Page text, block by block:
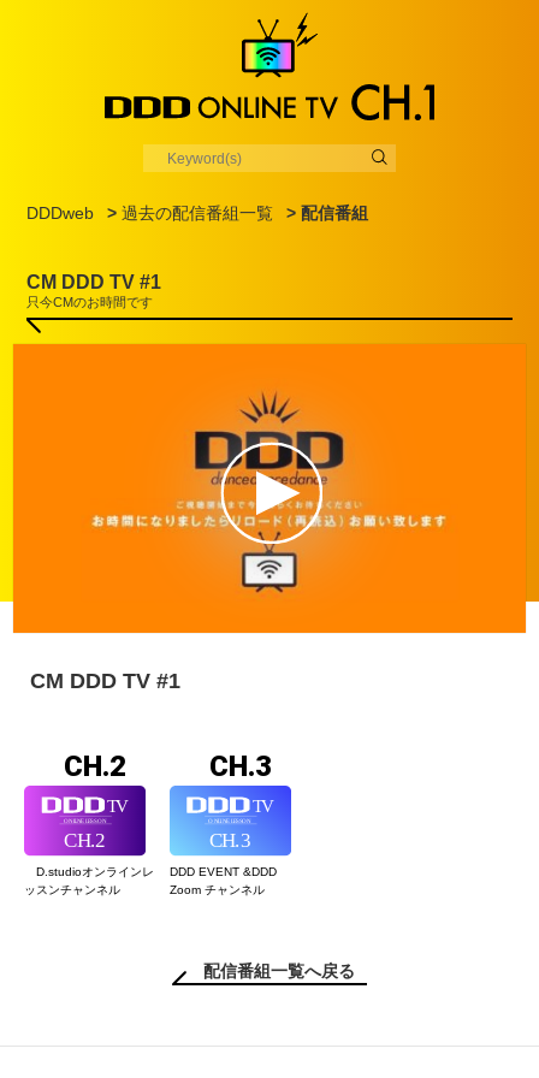
DDDweb >過去の配信番組一覧 > 配信番組
CM DDD TV #1
只今CMのお時間です
CM DDD TV #1
CH.2
D.studioオンラインレ
ッスンチャンネル
CH.3
DDD EVENT &DDD
Zoom チャンネル
配信番組一覧へ戻る